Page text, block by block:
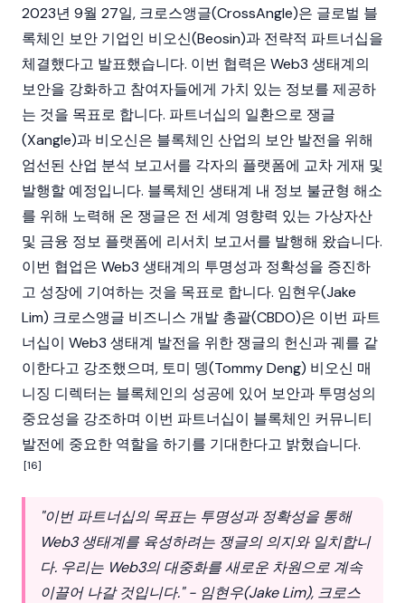
2023년 9월 27일, 크로스앵글(CrossAngle)은 글로벌 블
록체인 보안 기업인 비오신(Beosin)과 전략적 파트너십을
체결했다고 발표했습니다. 이번 협력은 Web3 생태계의
보안을 강화하고 참여자들에게 가치 있는 정보를 제공하
는 것을 목표로 합니다. 파트너십의 일환으로 쟁글
(Xangle)과 비오신은 블록체인 산업의 보안 발전을 위해
엄선된 산업 분석 보고서를 각자의 플랫폼에 교차 게재 및
발행할 예정입니다. 블록체인 생태계 내 정보 불균형 해소
를 위해 노력해 온 쟁글은 전 세계 영향력 있는 가상자산
및 금융 정보 플랫폼에 리서치 보고서를 발행해 왔습니다.
이번 협업은 Web3 생태계의 투명성과 정확성을 증진하
고 성장에 기여하는 것을 목표로 합니다. 임현우(Jake
Lim) 크로스앵글 비즈니스 개발 총괄(CBDO)은 이번 파트
너십이 Web3 생태계 발전을 위한 쟁글의 헌신과 궤를 같
이한다고 강조했으며, 토미 뎅(Tommy Deng) 비오신 매
니징 디렉터는 블록체인의 성공에 있어 보안과 투명성의
중요성을 강조하며 이번 파트너십이 블록체인 커뮤니티
발전에 중요한 역할을 하기를 기대한다고 밝혔습니다.
[16]
"이번 파트너십의 목표는 투명성과 정확성을 통해
Web3 생태계를 육성하려는 쟁글의 의지와 일치합니
다. 우리는 Web3의 대중화를 새로운 차원으로 계속
이끌어 나갈 것입니다." - 임현우(Jake Lim), 크로스